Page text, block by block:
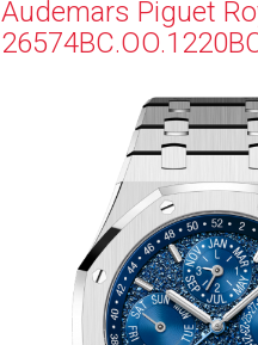
Audemars Piguet